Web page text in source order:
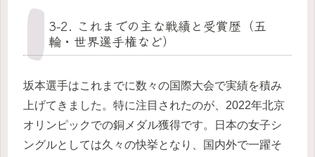
3-2. これまでの主な戦績と受賞歴（五
輪・世界選手権など）
坂本選手はこれまでに数々の国際大会で実績を積み
上げてきました。特に注目されたのが、2022年北京
オリンピックでの銅メダル獲得です。日本の女子シ
ングルとしては久々の快挙となり、国内外で一躍そ